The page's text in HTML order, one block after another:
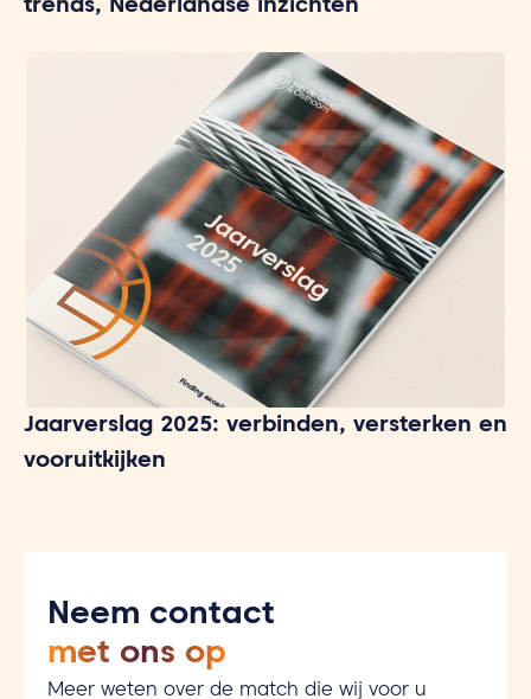
trends, Nederlandse inzichten
Jaarverslag 2025: verbinden, versterken en
vooruitkijken
Neem contact
met ons op
Meer weten over de match die wij voor u